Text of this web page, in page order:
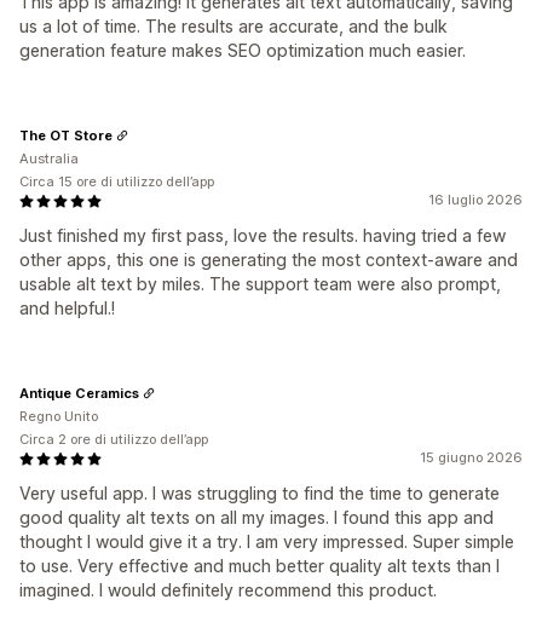
us a lot of time. The results are accurate, and the bulk
generation feature makes SEO optimization much easier.
16 luglio 2026
Just finished my first pass, love the results. having tried a few
other apps, this one is generating the most context-aware and
usable alt text by miles. The support team were also prompt,
and helpful.!
The OT Store
Australia
Circa 15 ore di utilizzo dell’app
15 giugno 2026
Very useful app. I was struggling to find the time to generate
good quality alt texts on all my images. I found this app and
thought I would give it a try. I am very impressed. Super simple
to use. Very effective and much better quality alt texts than I
imagined. I would definitely recommend this product.
Antique Ceramics
Regno Unito
Circa 2 ore di utilizzo dell’app